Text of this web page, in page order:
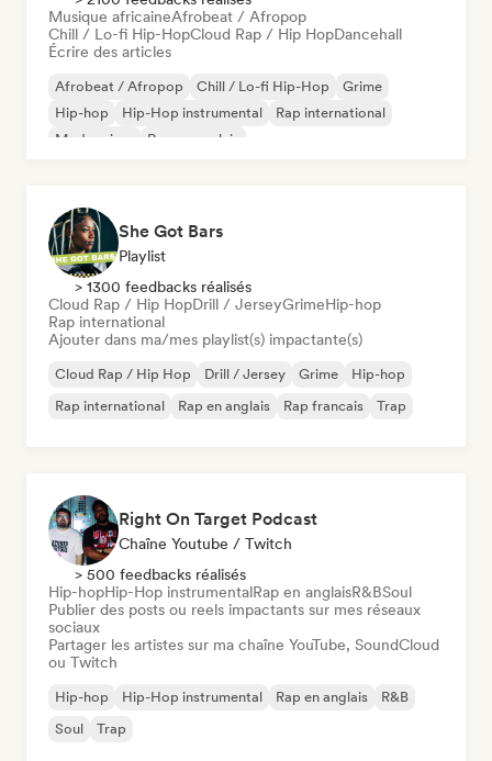
Musique africaineAfrobeat / Afropop
Chill / Lo-fi Hip-HopCloud Rap / Hip HopDancehall
Écrire des articles
Afrobeat / Afropop Chill / Lo-fi Hip-Hop
Grime
Hip-hop
Hip-Hop instrumental
Rap international
Modern jazz
Rap en anglais
She Got Bars
Playlist
> 1300 feedbacks réalisés
Cloud Rap / Hip HopDrill / JerseyGrimeHip-hop
Rap international
Ajouter dans ma/mes playlist(s) impactante(s)
Cloud Rap / Hip Hop Drill / Jersey Grime
Hip-hop
Rap international
Rap en anglais Rap francais Trap
Right On Target Podcast
Chaîne Youtube / Twitch
> 500 feedbacks réalisés
Hip-hopHip-Hop instrumentalRap en anglaisR&BSoul
Publier des posts ou reels impactants sur mes réseaux
sociaux
Partager les artistes sur ma chaîne YouTube, SoundCloud
ou Twitch
Hip-hop Hip-Hop instrumental Rap en anglais
R&B
Soul
Trap